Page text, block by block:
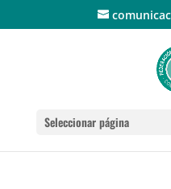
Seleccionar página